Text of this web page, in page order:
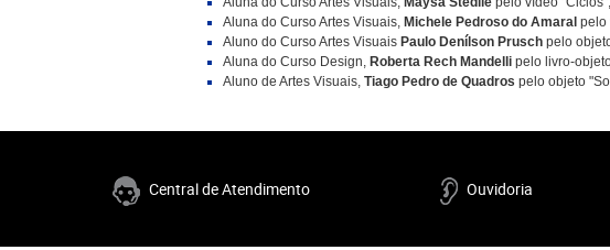
Aluna do Curso Artes Visuais, Michele Pedroso do Amaral pelo
Aluno do Curso Artes Visuais Paulo Denílson Pruschpelo
Aluna do Curso Design, Roberta Rech Mandellipelo livro-
Aluno de Artes Visuais, Tiago Pedro de Quadros pelo objeto
Central de Atendimento Ouvidoria